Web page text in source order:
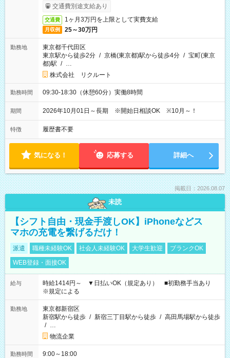
取りサービス利用可（利用条件有）
交通費別途支給あり
交通費 1ヶ月3万円を上限として実費支給
月収例 25～30万円
勤務地
東京都千代田区
東京駅から徒歩2分 / 京橋(東京都)駅から徒歩4分 / 宝町(東京
都)駅 / …
株式会社 リクルート
勤務時間 09:30-18:30（休憩60分）実働8時間
期間 2026年10月01日～長期 ※開始日相談OK ※10月～！
特徴 履歴書不要
気になる！ 応募する 詳細へ
掲載日：2026.08.07
未読
【シフト自由・現金手渡しOK】iPhoneなどス
マホの充電を繋げるだけ！
派遣 職種未経験OK 社会人未経験OK 大学生歓迎
ブランクOK
WEB登録・面接OK
給与
時給1414円～ ▼日払いOK（規定あり） ■初勤務手当あり
※規定による
勤務地
東京都新宿区
新宿駅から徒歩 / 新宿三丁目駅から徒歩 / 高田馬場駅から徒歩
/ …
物流企業
勤務時間 9:00～18:00